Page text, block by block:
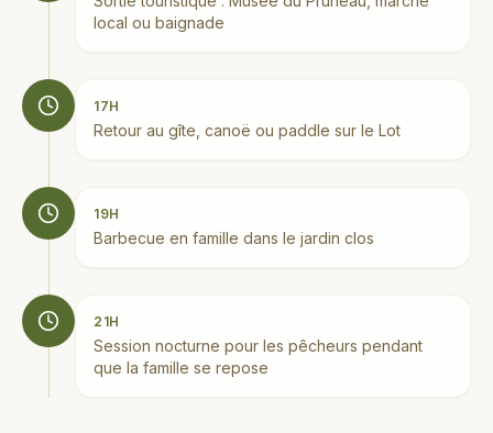
local ou baignade
17H
Retour au gîte, canoë ou paddle sur le Lot
19H
Barbecue en famille dans le jardin clos
21H
Session nocturne pour les pêcheurs pendant
que la famille se repose